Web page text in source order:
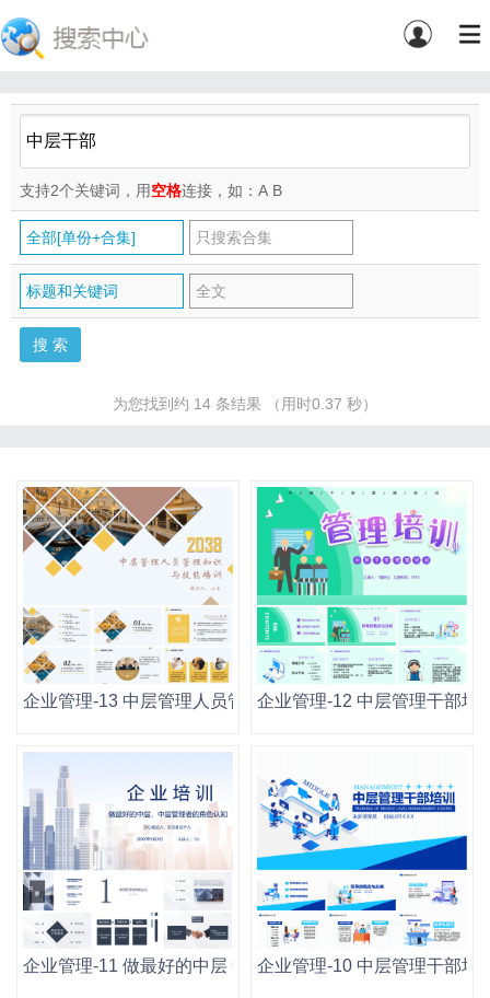
支持2个关键词，用空格连接，如：A B
全部[单份+合集] 只搜索合集
标题和关键词 全文
为您找到约 14 条结果 （用时0.37 秒）
企业管理-13 中层管理人员管理知识和技能培训.pptx
企业管理-12 中层管理干部培
企业管理-11 做最好的中层 中层管理者的角色认知.pptx
企业管理-10 中层管理干部培